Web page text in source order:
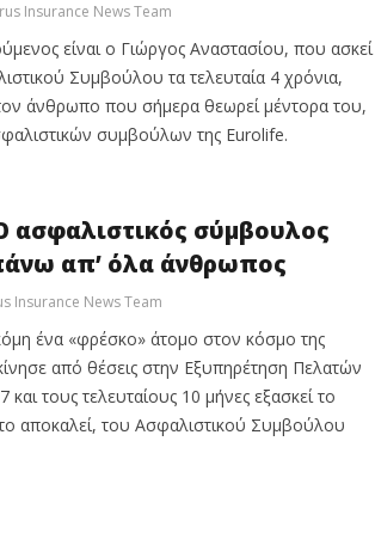
Insurance News Team
είναι ο Γιώργος Αναστασίου, που ασκεί
Συμβούλου τα τελευταία 4 χρόνια,
άνθρωπο που σήμερα θεωρεί μέντορα του,
συμβούλων της Eurolife.
ασφαλιστικός σύμβουλος
απ’ όλα άνθρωπος
Insurance News Team
ένα «φρέσκο» άτομο στον κόσμο της
από θέσεις στην Εξυπηρέτηση Πελατών
τους τελευταίους 10 μήνες εξασκεί το
αποκαλεί, του Ασφαλιστικού Συμβούλου